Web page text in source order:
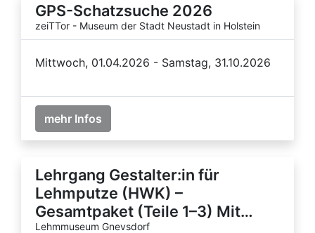
GPS-Schatzsuche 2026
zeiTTor - Museum der Stadt Neustadt in Holstein
Mittwoch, 01.04.2026 - Samstag, 31.10.2026
mehr Infos
Lehrgang Gestalter:in für
Lehmputze (HWK) –
Gesamtpaket (Teile 1–3) Mit…
Lehmmuseum Gnevsdorf